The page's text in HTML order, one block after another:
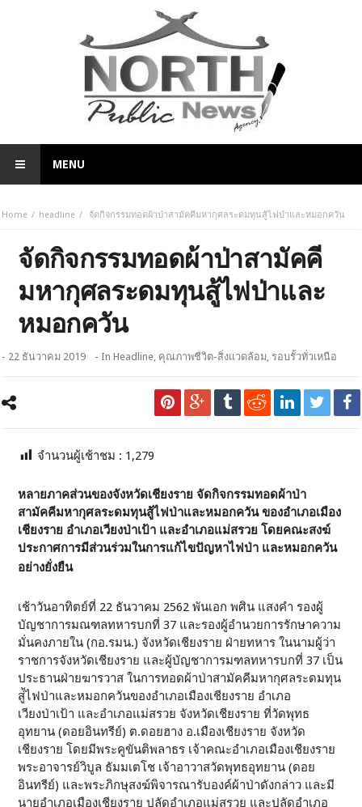
MENU
Home headline จัดกิจกรรมทอดผ้าป่าสามัคคีมหากุศลระดมทุนสู้ไฟป่าและหมอกควัน
จัดกิจกรรมทอดผ้าป่าสามัคคี
มหากุศลระดมทุนสู้ไฟป่าและ
หมอกควัน
- 22 ธันวาคม 2019 - InHeadline, คุณภาพชีวิต-สิ่งแวดล้อม, รอบรั้วทั่วเหนือ
จำนวนผู้เช้าชม : 1,279
หลายภาคส่วนของจังหวัดเชียงราย จัดกิจกรรมทอดผ้าป่า
สามัคคีมหากุศลระดมทุนสู้ไฟป่าและหมอกควัน ของอำเภอเมือง
เชียงราย อำเภอเวียงป่าเป้า และอำเภอแม่สรวย โดยคณะสงฆ์
ประกาศการมีส่วนร่วมในการแก้ไขปัญหาไฟป่า และหมอกควัน
อย่างยั่งยืน
เช้าวันอาทิตย์ที่ 22 ธันวาคม 2562 พันเอก พศิน แสงคำ รองผู้
บัญชาการมณฑลทหารบกที่ 37 และรองผู้อำนวยการรักษาความ
มั่นคงภายใน (กอ.รมน.) จังหวัดเชียงราย ฝ่ายทหาร ในนามผู้ว่า
ราชการจังหวัดเชียงราย และผู้บัญชาการมฑลทหารบกที่ 37 เป็น
ประธานฝ่ายฆารวาส ในการทอดผ้าป่าสามัคคีมหากุศลระดมทุน
สู่้ไฟป่าและหมอกควันของอำเภอเมืองเชียงราย อำเภอ
เวียงป่าเป้า และอำเภอแม่สรวย จังหวัดเชียงราย ที่วัดพุทธ
อุทยาน (ดอยอินทรีย์) ต.ดอยฮาง อ.เมืองเชียงราย จังหวัด
เชียงราย โดยมีพระคูขันติพลาธร เจ้าคณะอำเภอเมืองเชียงราย
พระอาจารย์วิบูล ธัมมเตโช เจ้าอาวาสวัดพุทธอุทยาน (ดอย
อินทรีย์) และพระภิกษุสงฆ์พิจารณารับองค์ผ้าป่าดังกล่าว และมี
นายอำเภอเมืองเชียงราย ปลัดอำเภอแม่สรวย และปลัดอำเภอ